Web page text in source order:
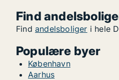
Find
Find andelsboliger i hele
Populære byer
København
Aarhus